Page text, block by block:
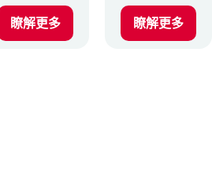
瞭解更多 瞭解更多